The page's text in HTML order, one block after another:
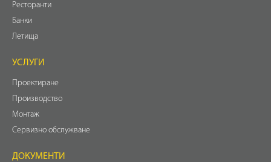
Ресторанти
Банки
Летища
УСЛУГИ
Проектиране
Производство
Монтаж
Сервизно обслужване
ДОКУМЕНТИ